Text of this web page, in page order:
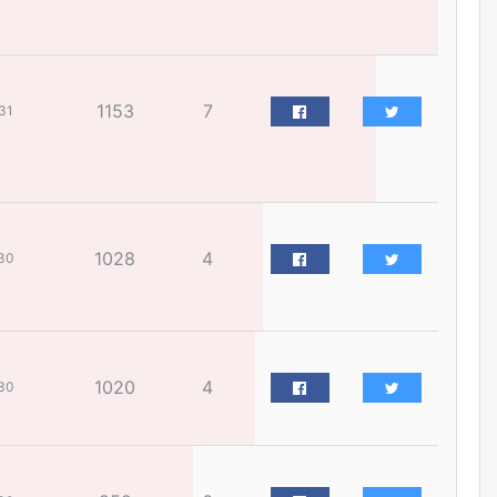
ЕБС-ийн захирлын үүргийг түр
орлон гүйцэтгэгч
манаачтайгаа бүлэглэн
ЗГ-ын зөвшөөрөлгүй бүх
Монголчууд үйлдвэр
1153 7
1028 4
1020 4